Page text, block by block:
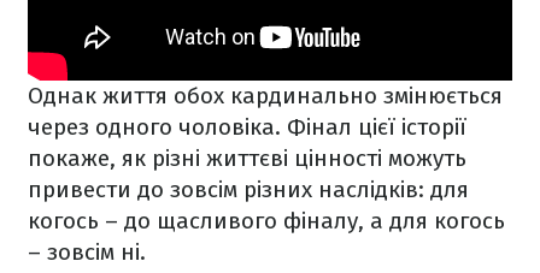
Однак життя обох кардинально змінюється
через одного чоловіка. Фінал цієї історії
покаже, як різні життєві цінності можуть
привести до зовсім різних наслідків: для
когось – до щасливого фіналу, а для когось
– зовсім ні.